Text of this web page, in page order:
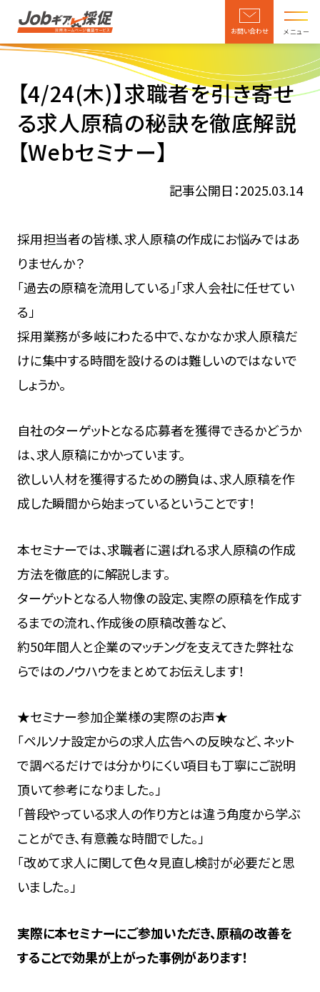
お問い合わせ メニュー
【4/24(木)】求職者を引き寄せ
る求人原稿の秘訣を徹底解説
【Webセミナー】
記事公開日：2025.03.14
採用担当者の皆様、求人原稿の作成にお悩みではあ
りませんか？
「過去の原稿を流用している」「求人会社に任せてい
る」
採用業務が多岐にわたる中で、なかなか求人原稿だ
けに集中する時間を設けるのは難しいのではないで
しょうか。
自社のターゲットとなる応募者を獲得できるかどうか
は、求人原稿にかかっています。
欲しい人材を獲得するための勝負は、求人原稿を作
成した瞬間から始まっているということです！
本セミナーでは、求職者に選ばれる求人原稿の作成
方法を徹底的に解説します。
ターゲットとなる人物像の設定、実際の原稿を作成す
るまでの流れ、作成後の原稿改善など、
約50年間人と企業のマッチングを支えてきた弊社な
らではのノウハウをまとめてお伝えします！
★セミナー参加企業様の実際のお声★
「ペルソナ設定からの求人広告への反映など、ネット
で調べるだけでは分かりにくい項目も丁寧にご説明
頂いて参考になりました。」
「普段やっている求人の作り方とは違う角度から学ぶ
ことができ、有意義な時間でした。」
「改めて求人に関して色々見直し検討が必要だと思
いました。」
実際に本セミナーにご参加いただき、原稿の改善を
することで効果が上がった事例があります！